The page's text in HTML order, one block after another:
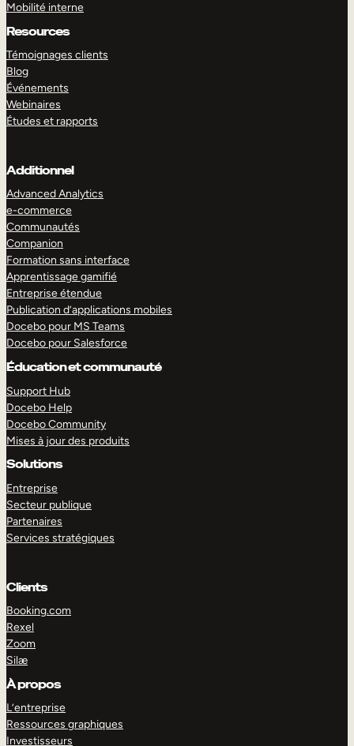
Mobilité interne
Resources
Témoignages clients
Blog
Événements
Webinaires
Études et rapports
Additionnel
Advanced Analytics
e-commerce
Communautés
Companion
Formation sans interface
Apprentissage gamifié
Entreprise étendue
Publication d’applications mobiles
Docebo pour MS Teams
Docebo pour Salesforce
Éducation et communauté
Support Hub
Docebo Help
Docebo Community
Mises à jour des produits
Solutions
Entreprise
Secteur publique
Partenaires
Services stratégiques
Clients
Booking.com
Rexel
Zoom
Silæ
À propos
L’entreprise
Ressources graphiques
Investisseurs